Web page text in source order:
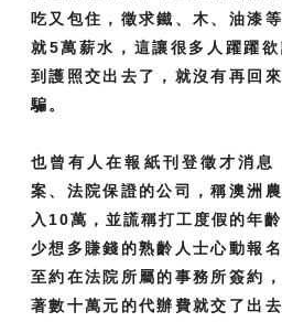
吃又包住，徵求鐵、木、油漆
就5萬薪水，這讓很多人躍躍
到護照交出去了，就沒有再回
騙。
也曾有人在報紙刊登徵才消息
案、法院保證的公司，稱澳洲
入10萬，並謊稱打工度假的年
少想多賺錢的熟齡人士心動報
至約在法院所屬的事務所簽約
著數十萬元的代辦費就交了出